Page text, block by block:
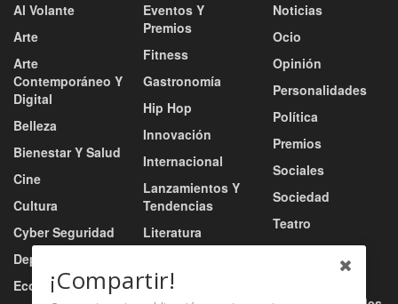
Al Volante
Arte
Arte
Contemporáneo Y
Digital
Belleza
Bienestar Y Salud
Cine
Cultura
Cyber Seguridad
Deportes
Economía
Eventos Y
Premios
Fitness
Gastronomía
Hip Hop
Innovación
Internacional
Lanzamientos Y
Tendencias
Literatura
Música
Noticias
Ocio
Opinión
Personalidades
Política
Premios
Sociales
Sociedad
Teatro
Tecnología
¡Compartir!